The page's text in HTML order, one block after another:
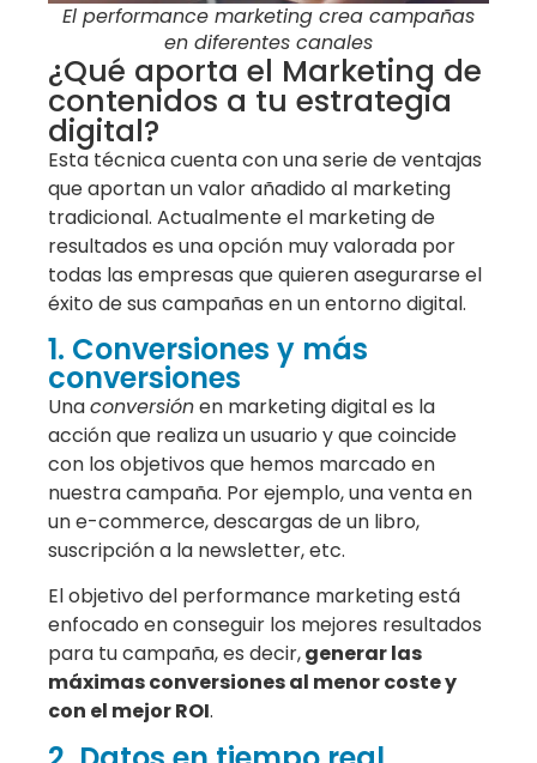
El performance marketing crea campañas
en diferentes canales
¿Qué aporta el Marketing de
contenidos a tu estrategia
digital?
Esta técnica cuenta con una serie de ventajas
que aportan un valor añadido al marketing
tradicional. Actualmente el marketing de
resultados es una opción muy valorada por
todas las empresas que quieren asegurarse el
éxito de sus campañas en un entorno digital.
1. Conversiones y más
conversiones
Unaconversiónen marketing digital es la
acción que realiza un usuario y que coincide
con los objetivos que hemos marcado en
nuestra campaña. Por ejemplo, una venta en
un e-commerce, descargas de un libro,
suscripción a la newsletter, etc.
El objetivo del performance marketing está
enfocado en conseguir los mejores resultados
para tu campaña, es decir,generar las
máximas conversiones al menor coste y
con el mejor ROI.